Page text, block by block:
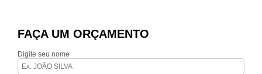
FAÇA UM ORÇAMENTO
Digite seu nome